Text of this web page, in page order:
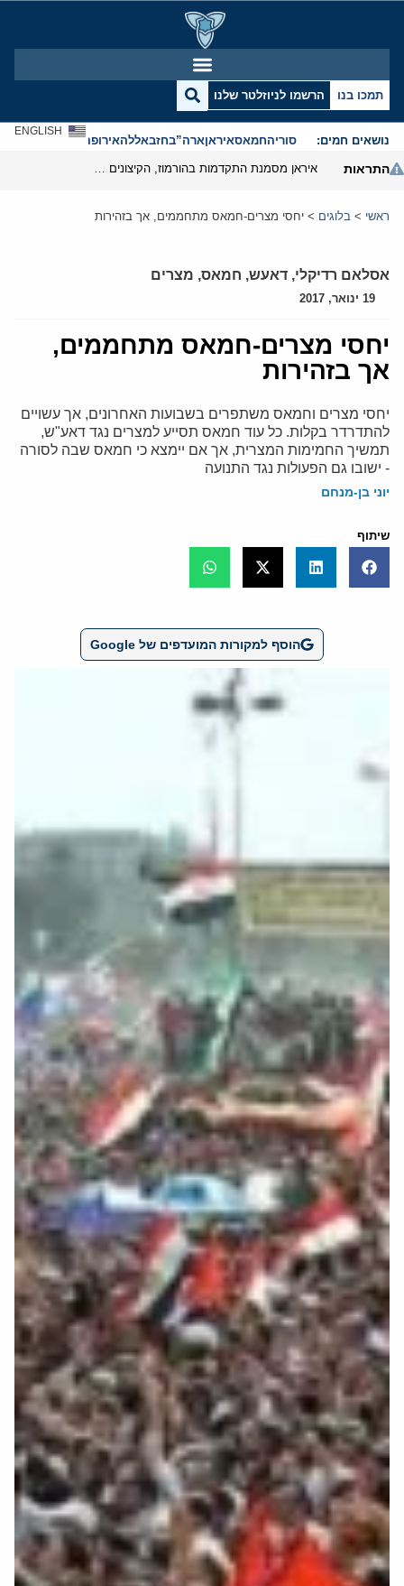
תמכו בנו הרשמו לניוזלטר שלנו
נושאים חמים: סוריהחמאסאיראןארה”בחזבאללהאירופהאנטישמיות
ENGLISH
התראות
ראשי > בלוגים > יחסי מצרים-חמאס מתחממים, אך בזהירות
אסלאם רדיקלי, דאעש, חמאס, מצרים
19 ינואר, 2017
יחסי מצרים-חמאס מתחממים,
אך בזהירות
יחסי מצרים וחמאס משתפרים בשבועות האחרונים, אך עשויים
להתדרדר בקלות. כל עוד חמאס תסייע למצרים נגד דאע"ש,
תמשיך החמימות המצרית, אך אם יימצא כי חמאס שבה לסורה
- ישובו גם הפעולות נגד התנועה
יוני בן-מנחם
שיתוף
הוסף למקורות המועדפים של Google